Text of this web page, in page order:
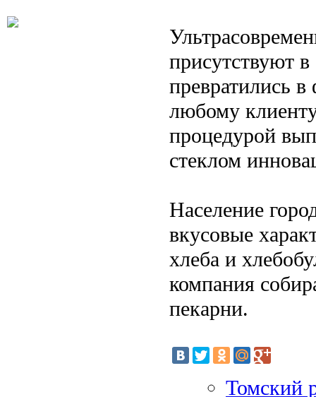
присутствуют
превратились
любому
процедурой
стеклом
Население
вкусовые
хлеба и
компания
пекарни.
Томский